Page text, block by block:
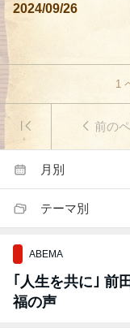
2024/09/26
1
前の
月別
テーマ別
ABEMA
｢人生を共に｣ 前
福の声